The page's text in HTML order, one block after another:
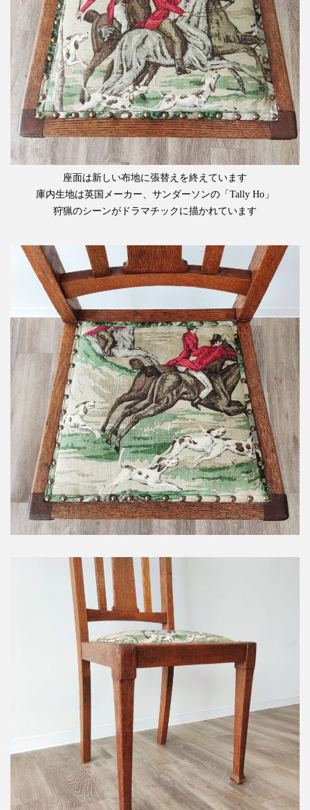
座面は新しい布地に張替えを終えています
庫内生地は英国メーカー、サンダーソンの「Tally Ho」
狩猟のシーンがドラマチックに描かれています